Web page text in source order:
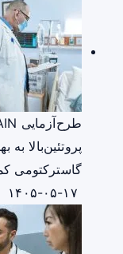
پروتئین‌بالا به
گاسترکتومی